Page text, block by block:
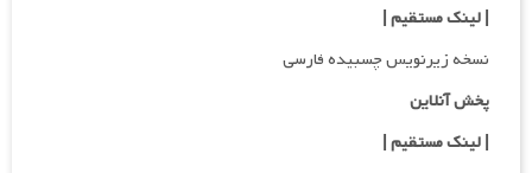
| لینک مستقیم|
نسخه زیرنویس چسبیده فارسی
پخش آنلاین
| لینک مستقیم|